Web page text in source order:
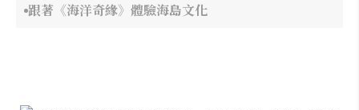
跟著《海洋奇緣》體驗海島文化